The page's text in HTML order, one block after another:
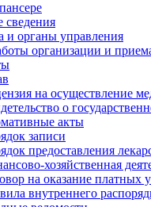
и органы управления
организации и
на осуществление
о
акты
записи
предоставления
хозяйственная
на оказание платных
внутреннего